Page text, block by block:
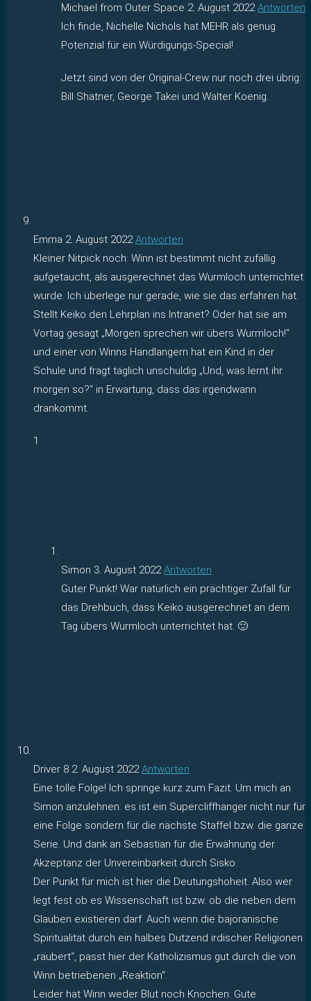
Michael from Outer Space 2. August 2022 Antworten
Ich finde, Nichelle Nichols hat MEHR als genug
Potenzial für ein Würdigungs-Special!
Jetzt sind von der Original-Crew nur noch drei übrig:
Bill Shatner, George Takei und Walter Koenig.
Emma 2. August 2022 Antworten
Kleiner Nitpick noch: Winn ist bestimmt nicht zufällig
aufgetaucht, als ausgerechnet das Wurmloch unterrichtet
wurde. Ich überlege nur gerade, wie sie das erfahren hat.
Stellt Keiko den Lehrplan ins Intranet? Oder hat sie am
Vortag gesagt „Morgen sprechen wir übers Wurmloch!“
und einer von Winns Handlangern hat ein Kind in der
Schule und fragt täglich unschuldig „Und, was lernt ihr
morgen so?“ in Erwartung, dass das irgendwann
drankommt.
1
Simon 3. August 2022 Antworten
Guter Punkt! War natürlich ein prächtiger Zufall für
das Drehbuch, dass Keiko ausgerechnet an dem
Tag übers Wurmloch unterrichtet hat. 🙂
Driver 8 2. August 2022 Antworten
Eine tolle Folge! Ich springe kurz zum Fazit. Um mich an
Simon anzulehnen: es ist ein Supercliffhanger nicht nur für
eine Folge sondern für die nächste Staffel bzw. die ganze
Serie. Und dank an Sebastian für die Erwähnung der
Akzeptanz der Unvereinbarkeit durch Sisko.
Der Punkt für mich ist hier die Deutungshoheit. Also wer
legt fest ob es Wissenschaft ist bzw. ob die neben dem
Glauben existieren darf. Auch wenn die bajoranische
Spiritualität durch ein halbes Dutzend irdischer Religionen
„räubert“, passt hier der Katholizismus gut durch die von
Winn betriebenen „Reaktion“.
Leider hat Winn weder Blut noch Knochen. Gute